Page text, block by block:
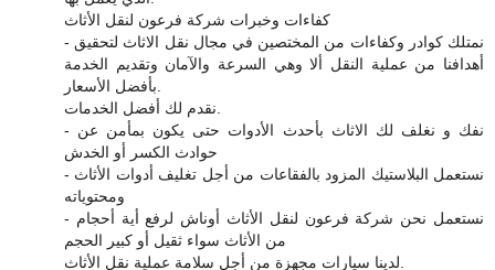
كفاءات وخبرات شركة فرعون لنقل الأثاث
- نمتلك كوادر وكفاءات من المختصين في مجال نقل الاثاث لتحقيق
أهدافنا من عملية النقل ألا وهي السرعة والآمان وتقديم الخدمة
- نفك و نغلف لك الاثاث بأحدث الأدوات حتى يكون بمأمن عن
حوادث الكسر أو الخدش
- نستعمل البلاستيك المزود بالفقاعات من أجل تغليف أدوات الأثاث
ومحتوياته
- نستعمل نحن شركة فرعون لنقل الأثاث أوناش لرفع أية أحجام
من الأثاث سواء ثقيل أو كبير الحجم